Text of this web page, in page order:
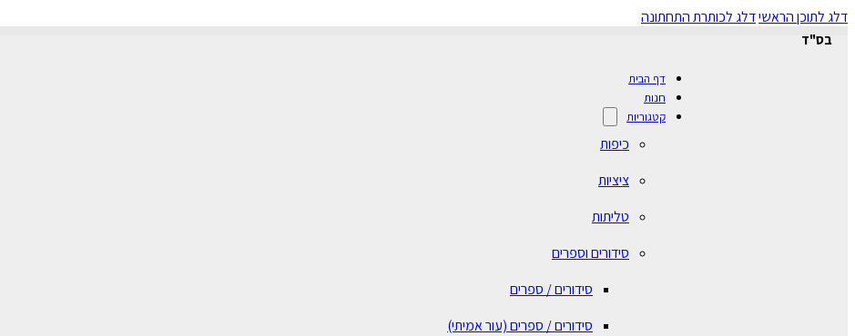
דלג לתוכן הראשידלג לכותרת התחתונה
בס"ד
דף הבית
חנות
קטגוריות
כיפות
ציציות
טליתות
סידורים וספרים
סידורים / ספרים
⁠סידורים / ספרים (עור אמיתי)